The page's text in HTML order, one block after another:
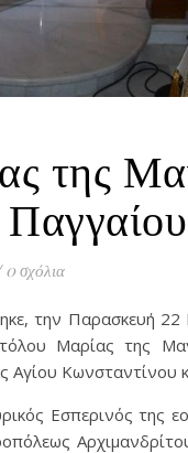
της
0 σχόλια
την Παρασκευή 22
Μαρίας της
Αγίου Κωνσταντίνου
Εσπερινός της